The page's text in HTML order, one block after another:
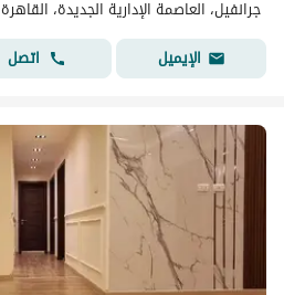
جرانفيل، العاصمة الإدارية الجديدة، القاهرة
الإيميل
اتصل